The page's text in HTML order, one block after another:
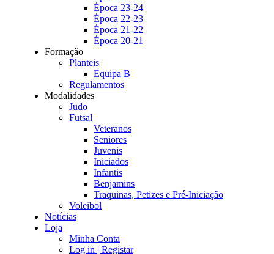
Época 23-24
Época 22-23
Época 21-22
Época 20-21
Formação
Planteis
Equipa B
Regulamentos
Modalidades
Judo
Futsal
Veteranos
Seniores
Juvenis
Iniciados
Infantis
Benjamins
Traquinas, Petizes e Pré-Iniciação
Voleibol
Notícias
Loja
Minha Conta
Log in | Registar